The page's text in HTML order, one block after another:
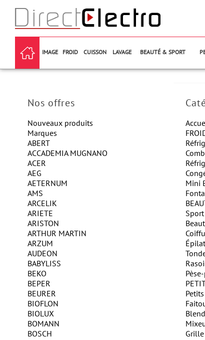
IMAGE FROID CUISSON LAVAGE BEAUTÉ & SPORT
Nos offres
Nouveaux produits
Marques
ABERT
ACCADEMIA MUGNANO
ACER
AEG
AETERNUM
AMS
ARCELIK
ARIETE
ARISTON
ARTHUR MARTIN
ARZUM
AUDEON
BABYLISS
BEKO
BEPER
BEURER
BIOFLON
BIOLUX
BOMANN
BOSCH
Mini
Sport